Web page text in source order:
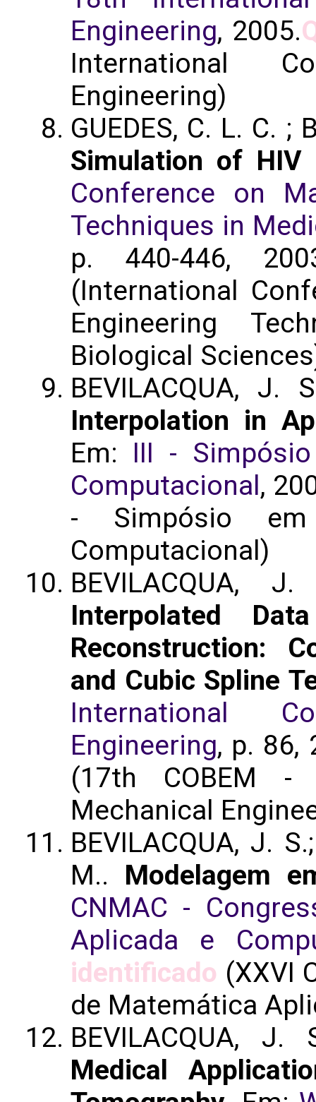
Engineering, 2005.
International
Engineering)
GUEDES, C. L. C. ;
Simulation of HIV
Conference on
Techniques in
p. 440-446,
(International
Engineering
Biological
BEVILACQUA, J.
Interpolation in
Em: III -
Computacional,
- Simpósio
Computacional)
BEVILACQUA,
Interpolated
Reconstruction:
and Cubic Spline
International
Engineering, p. 86,
(17th COBEM -
Mechanical
BEVILACQUA, J.
M.. Modelagem
CNMAC -
Aplicada e
identificado (XXVI
de Matemática
BEVILACQUA,
Medical